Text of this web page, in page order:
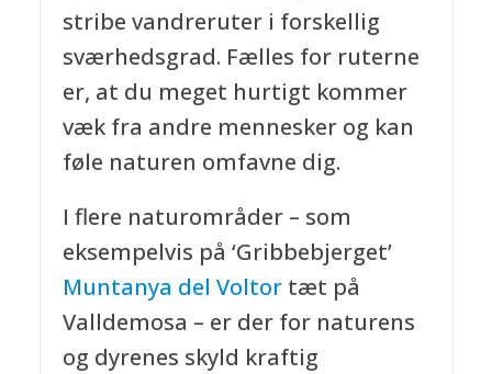
stribe vandreruter i forskellig
sværhedsgrad. Fælles for ruterne
er, at du meget hurtigt kommer
væk fra andre mennesker og kan
føle naturen omfavne dig.
I flere naturområder – som
eksempelvis på ‘Gribbebjerget’
Muntanya del Voltortæt på
Valldemosa – er der for naturens
og dyrenes skyld kraftig